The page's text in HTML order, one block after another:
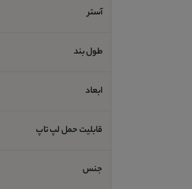
آستر
طول بند
ابعاد
قابلیت حمل لپ تاپ
جنس